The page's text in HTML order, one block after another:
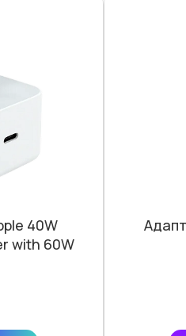
40W
with 60W